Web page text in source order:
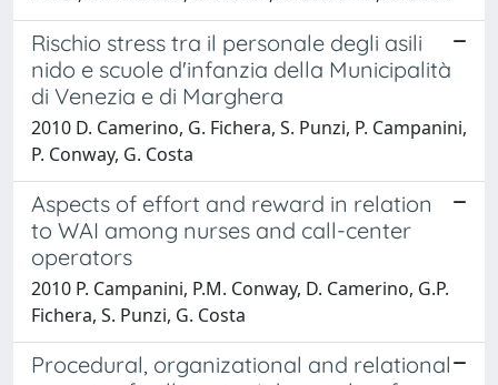
Rischio stress tra il personale degli asili
nido e scuole d'infanzia della Municipalità
di Venezia e di Marghera
2010 D. Camerino, G. Fichera, S. Punzi, P. Campanini,
P. Conway, G. Costa
Aspects of effort and reward in relation
to WAI among nurses and call-center
operators
2010 P. Campanini, P.M. Conway, D. Camerino, G.P.
Fichera, S. Punzi, G. Costa
Procedural, organizational and relational